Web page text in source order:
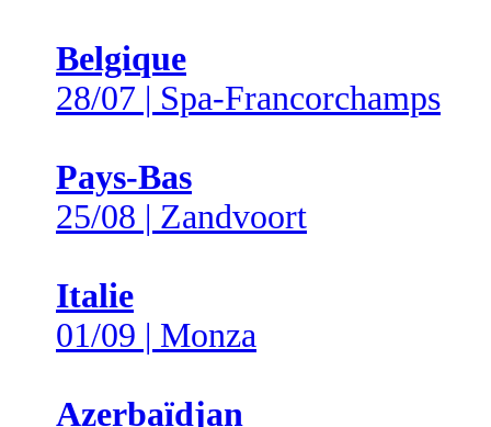
Belgique
28/07 | Spa-Francorchamps
Pays-Bas
25/08 | Zandvoort
Italie
01/09 | Monza
Azerbaïdjan